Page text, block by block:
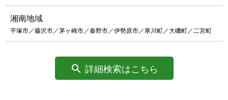
湘南地域
平塚市／藤沢市／茅ヶ崎市／秦野市／伊勢原市／寒川町／大磯町／二宮町
詳細検索はこちら